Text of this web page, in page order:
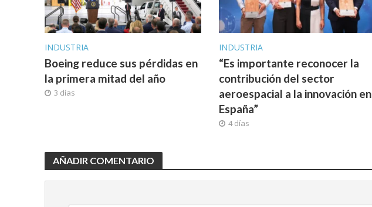
INDUSTRIA
Boeing reduce sus pérdidas en
la primera mitad del año
3 días
INDUSTRIA
“Es importante reconocer la
contribución del sector
aeroespacial a la innovación en
España”
4 días
AÑADIR COMENTARIO